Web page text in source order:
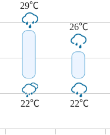
29℃
22℃
26℃
22℃